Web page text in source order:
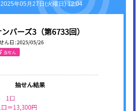
2025年05月27日(火曜日) 12:04